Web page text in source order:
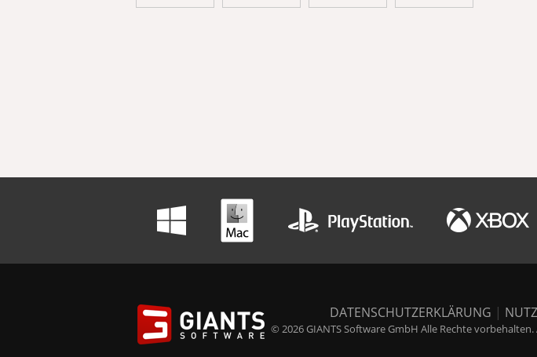
DATENSCHUTZERKLÄRUNG |
© 2026 GIANTS Software GmbH Alle Rechte